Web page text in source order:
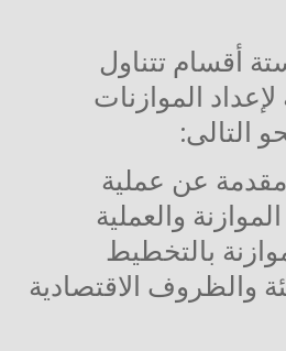
أقسام تتناول
الموازنات
التالى:
مقدمة عن عملية
والعملية
بالتخطيط
والظروف الاقتصادية